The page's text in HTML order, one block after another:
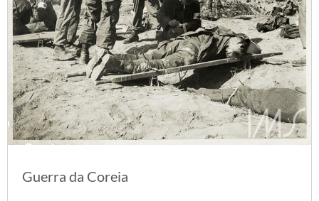
Guerra da Coreia